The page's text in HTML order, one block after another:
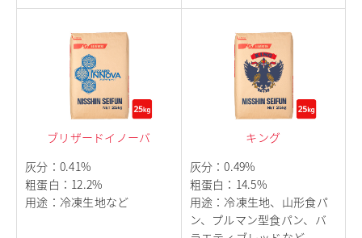
ブリザードイノーバ
灰分 ： 0.41%
粗蛋白 ： 12.2%
用途 ： 冷凍生地など
キング
灰分 ：0.49%
粗蛋白 ： 14.5%
用途 ：冷凍生地、山形食パ
ン、プルマン型食パン、バ